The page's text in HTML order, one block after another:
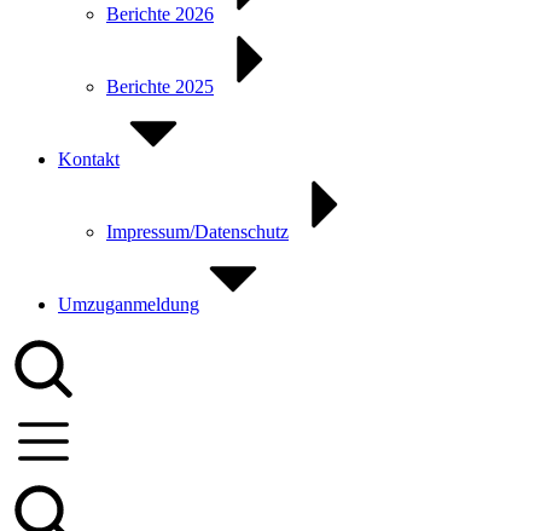
Berichte 2026
Berichte 2025
Kontakt
Impressum/Datenschutz
Umzuganmeldung